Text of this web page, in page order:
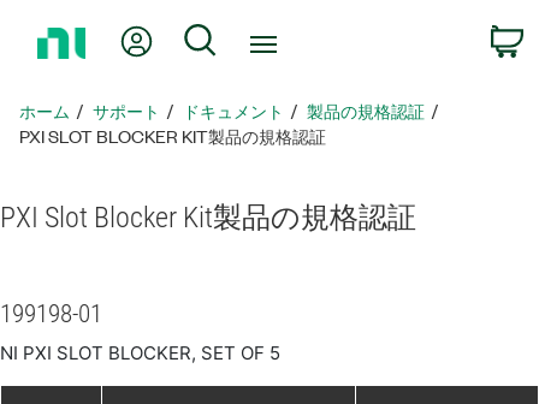
ペ
ー
戻
Myアカウント
検索
ホーム サポート ドキュメント
製品​の​規格​認証
PXI SLOT BLOCKER KIT製品​の​規格​認証
PXI Slot Blocker Kit製品​の​規格​認証
199198-01
NI PXI SLOT BLOCKER, SET OF 5